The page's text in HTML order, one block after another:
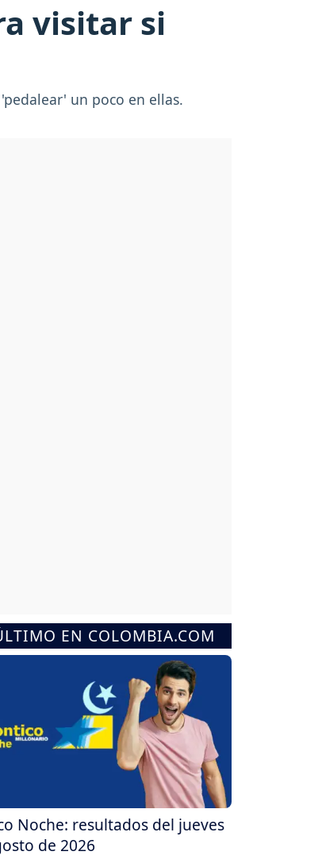
visitar si
un poco en ellas.
EN COLOMBIA.COM
Noche: resultados del jueves
de 2026